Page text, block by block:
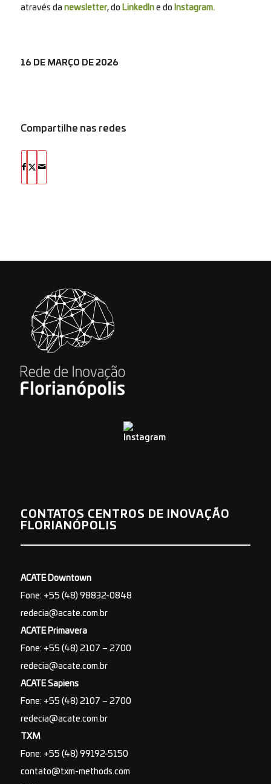
através da newsletter, do LinkedIne do Instagram.
16 DE MARÇO DE 2026
Compartilhe nas redes
CONTATOS CENTROS DE INOVAÇÃO
FLORIANÓPOLIS
ACATE Downtown
Fone: +55 (48) 98832-0848
redecia@acate.com.br
ACATE Primavera
Fone: +55 (48) 2107 – 2700
redecia@acate.com.br
ACATE Sapiens
Fone: +55 (48) 2107 – 2700
redecia@acate.com.br
TXM
Fone: +55 (48) 99192-5150
contato@txm-methods.com